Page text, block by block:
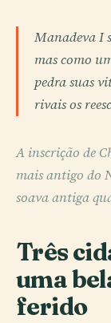
Manadeva I
mas como
pedra suas
rivais os
A inscrição de
mais antigo do
soava antiga
Três
uma
ferido